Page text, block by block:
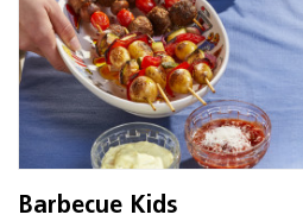
Barbecue Kids